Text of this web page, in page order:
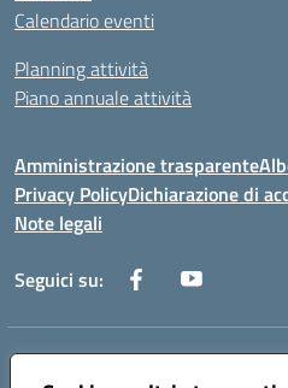
Calendario eventi
Planning attività
Piano annuale attività
Amministrazione trasparente
Privacy PolicyDichiarazione di
Note legali
Seguici su:
Indirizzo: